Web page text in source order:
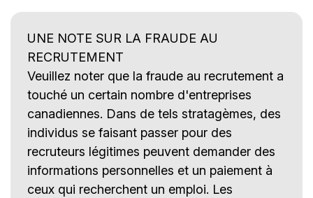
UNE NOTE SUR LA FRAUDE AU
RECRUTEMENT
Veuillez noter que la fraude au recrutement a
touché un certain nombre d'entreprises
canadiennes. Dans de tels stratagèmes, des
individus se faisant passer pour des
recruteurs légitimes peuvent demander des
informations personnelles et un paiement à
ceux qui recherchent un emploi. Les